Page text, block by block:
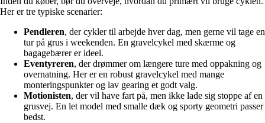
Her er tre typiske scenarier:
Pendleren, der cykler til arbejde hver dag, men gerne vil tage en
tur på grus i weekenden. En gravelcykel med skærme og
bagagebærer er ideel.
Eventyreren, der drømmer om længere ture med oppakning og
overnatning. Her er en robust gravelcykel med mange
monteringspunkter og lav gearing et godt valg.
Motionisten, der vil have fart på, men ikke lade sig stoppe af en
grusvej. En let model med smalle dæk og sporty geometri passer
bedst.